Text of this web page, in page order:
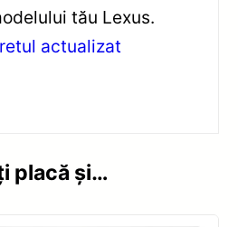
tău Lexus.
actualizat
placă și…